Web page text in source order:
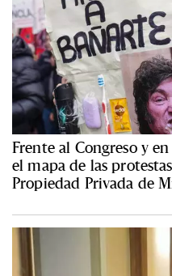
Frente al Congreso y
el mapa de las
Propiedad Privada de